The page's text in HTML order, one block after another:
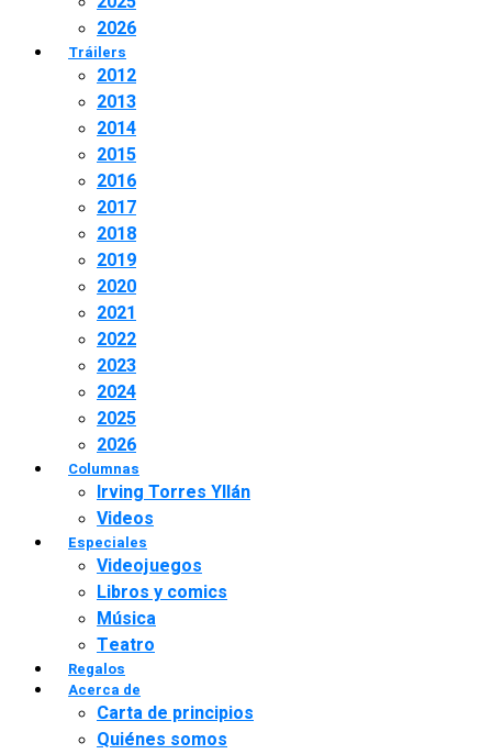
2026
Tráilers
2012
2013
2014
2015
2016
2017
2018
2019
2020
2021
2022
2023
2024
2025
2026
Columnas
Irving Torres Yllán
Videos
Especiales
Videojuegos
Libros y comics
Música
Teatro
Regalos
Acerca de
Carta de principios
Quiénes somos